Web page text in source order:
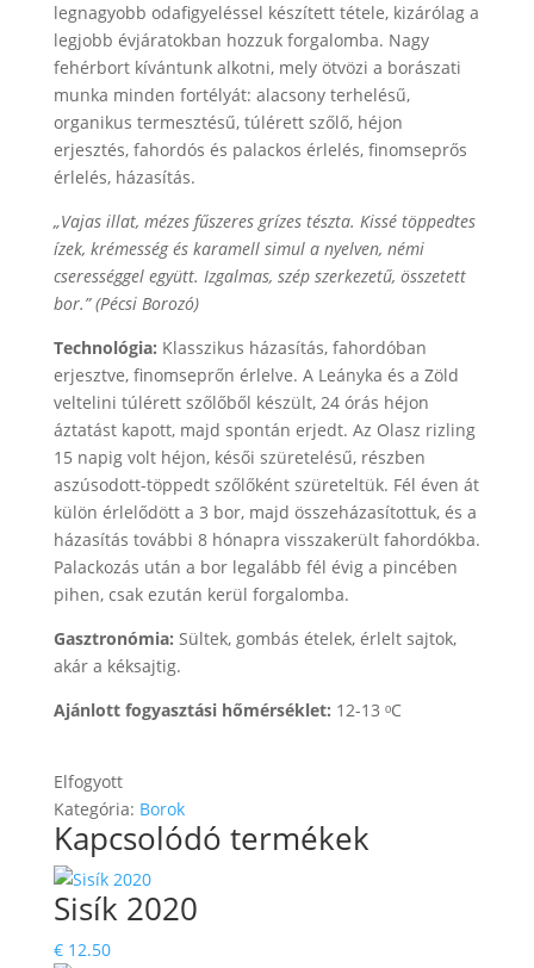
legnagyobb odafigyeléssel készített tétele, kizárólag a
legjobb évjáratokban hozzuk forgalomba. Nagy
fehérbort kívántunk alkotni, mely ötvözi a borászati
munka minden fortélyát: alacsony terhelésű,
organikus termesztésű, túlérett szőlő, héjon
erjesztés, fahordós és palackos érlelés, finomseprős
érlelés, házasítás.
„Vajas illat, mézes fűszeres grízes tészta. Kissé töppedtes
ízek, krémesség és karamell simul a nyelven, némi
cserességgel együtt. Izgalmas, szép szerkezetű, összetett
bor.” (Pécsi Borozó)
Technológia: Klasszikus házasítás, fahordóban
erjesztve, finomseprőn érlelve. A Leányka és a Zöld
veltelini túlérett szőlőből készült, 24 órás héjon
áztatást kapott, majd spontán erjedt. Az Olasz rizling
15 napig volt héjon, késői szüretelésű, részben
aszúsodott-töppedt szőlőként szüreteltük. Fél éven át
külön érlelődött a 3 bor, majd összeházasítottuk, és a
házasítás további 8 hónapra visszakerült fahordókba.
Palackozás után a bor legalább fél évig a pincében
pihen, csak ezután kerül forgalomba.
Gasztronómia: Sültek, gombás ételek, érlelt sajtok,
akár a kéksajtig.
Ajánlott fogyasztási hőmérséklet: 12-13 ᵒC
Elfogyott
Kategória: Borok
Kapcsolódó termékek
Sisík 2020
€12.50